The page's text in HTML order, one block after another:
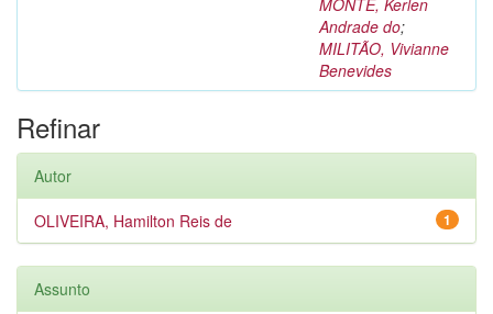
MONTE, Kerlen
Andrade do;
MILITÃO, Vivianne
Benevides
Refinar
Autor
1
OLIVEIRA, Hamilton Reis de
Assunto